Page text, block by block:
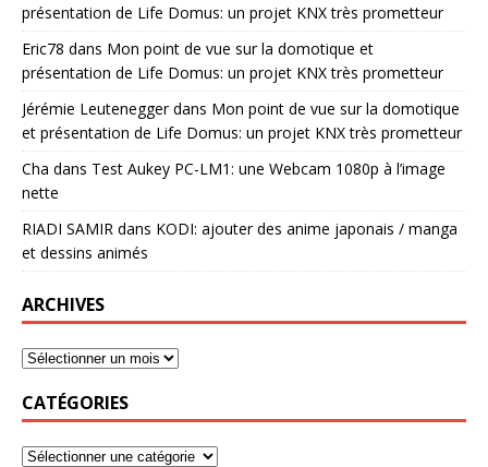
présentation de Life Domus: un projet KNX très prometteur
Eric78 dans Mon point de vue sur la domotique et
présentation de Life Domus: un projet KNX très prometteur
Jérémie Leuteneggerdans Mon point de vue sur la domotique
et présentation de Life Domus: un projet KNX très prometteur
Cha dans Test Aukey PC-LM1: une Webcam 1080p à l’image
nette
RIADI SAMIR dans KODI: ajouter des anime japonais / manga
et dessins animés
ARCHIVES
CATÉGORIES